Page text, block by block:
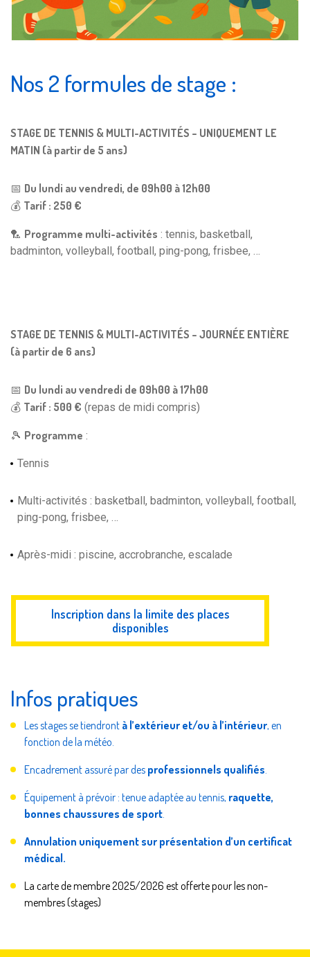
Nos 2 formules de stage :
STAGE DE TENNIS & MULTI-ACTIVITÉS – UNIQUEMENT LE
MATIN (à partir de 5 ans)
📅 Du lundi au vendredi, de 09h00 à 12h00
💰 Tarif : 250 €
🏸 Programme multi-activités : tennis, basketball,
badminton, volleyball, football, ping-pong, frisbee, …
STAGE DE TENNIS & MULTI-ACTIVITÉS – JOURNÉE ENTIÈRE
(à partir de 6 ans)
📅 Du lundi au vendredi de 09h00 à 17h00
💰 Tarif : 500 € (repas de midi compris)
🎾 Programme :
Tennis
Multi-activités : basketball, badminton, volleyball, football,
ping-pong, frisbee, …
Après-midi : piscine, accrobranche, escalade
Inscription dans la limite des places
disponibles
Infos pratiques
Les stages se tiendront à l’extérieur et/ou à l’intérieur, en
fonction de la météo.
Encadrement assuré par des professionnels qualifiés.
Équipement à prévoir : tenue adaptée au tennis, raquette,
bonnes chaussures de sport.
Annulation uniquement sur présentation d’un certificat
médical.
La carte de membre 2025/2026 est offerte pour les non-
membres (stages)